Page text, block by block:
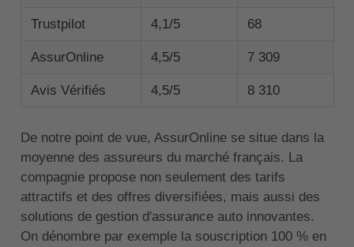
Trustpilot 4,1/5 68
AssurOnline 4,5/5 7 309
Avis Vérifiés 4,5/5 8 310
De notre point de vue, AssurOnline se situe dans la
moyenne des assureurs du marché français. La
compagnie propose non seulement des tarifs
attractifs et des offres diversifiées, mais aussi des
solutions de gestion d'assurance auto innovantes.
On dénombre par exemple la souscription 100 % en